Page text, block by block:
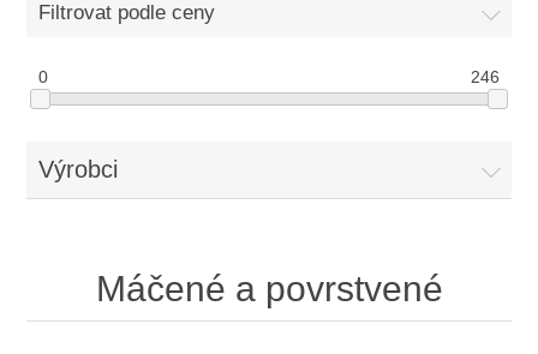
Ochrana sluchu
Ochrana zraku
Ochrana dechu
Rohože
Elektrodoplňky
Filtrovat podle ceny
0 246
Výrobci
Máčené a povrstvené